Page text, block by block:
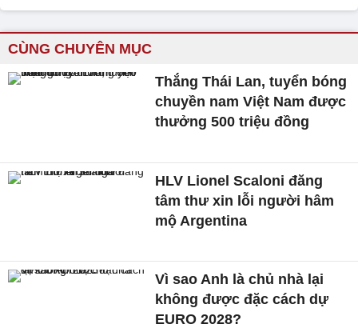
CÙNG CHUYÊN MỤC
Thắng Thái Lan, tuyển bóng
chuyền nam Việt Nam được
thưởng 500 triệu đồng
HLV Lionel Scaloni đăng
tâm thư xin lỗi người hâm
mộ Argentina
Vì sao Anh là chủ nhà lại
không được đặc cách dự
EURO 2028?